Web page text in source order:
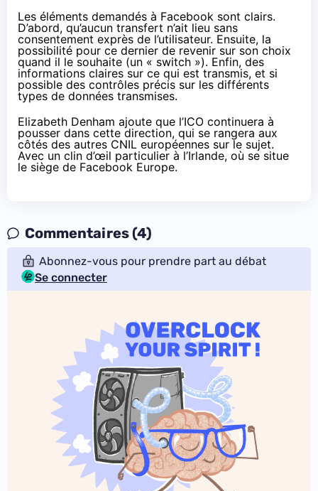
Les éléments demandés à Facebook sont clairs.
D’abord, qu’aucun transfert n’ait lieu sans
consentement exprès de l’utilisateur. Ensuite, la
possibilité pour ce dernier de revenir sur son choix
quand il le souhaite (un « switch »). Enfin, des
informations claires sur ce qui est transmis, et si
possible des contrôles précis sur les différents
types de données transmises.
Elizabeth Denham ajoute que l’ICO continuera à
pousser dans cette direction, qui se rangera aux
côtés des autres CNIL européennes sur le sujet.
Avec un clin d’œil particulier à l’Irlande, où se situe
le siège de Facebook Europe.
Commentaires (4)
Abonnez-vous pour prendre part au débat
Se connecter